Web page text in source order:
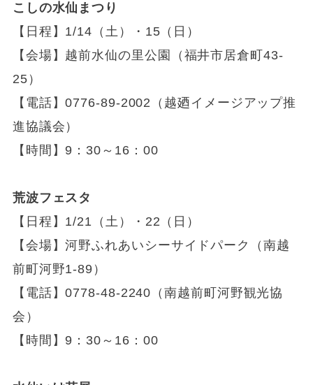
こしの水仙まつり
【日程】1/14（土）・15（日）
【会場】越前水仙の里公園（福井市居倉町43-
25）
【電話】0776-89-2002（越廼イメージアップ推
進協議会）
【時間】9：30～16：00
荒波フェスタ
【日程】1/21（土）・22（日）
【会場】河野ふれあいシーサイドパーク（南越
前町河野1-89）
【電話】0778-48-2240（南越前町河野観光協
会）
【時間】9：30～16：00